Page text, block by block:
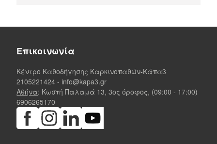
Επικοινωνία
Κέντρο Καθοδήγησης Καρκινοπαθών-Κάπα3
2105221424 - info@kapa3.gr
Αθήνα: Κωστή Παλαμά 13, 3ος όροφος, (09:00 - 17:00)
6906265170